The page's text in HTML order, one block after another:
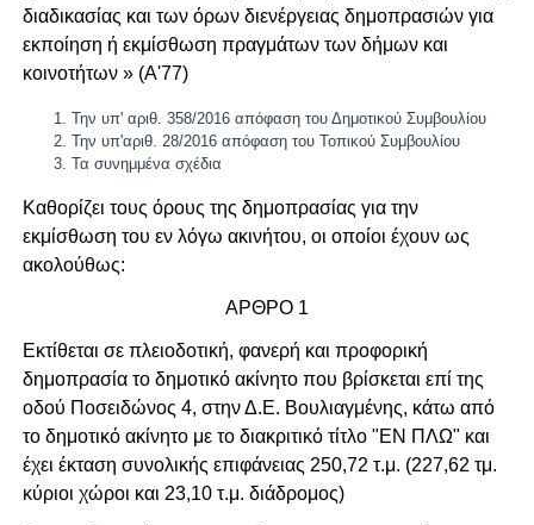
διαδικασίας και των όρων διενέργειας δημοπρασιών για
εκποίηση ή εκμίσθωση πραγμάτων των δήμων και
κοινοτήτων » (Α'77)
Την υπ' αριθ. 358/2016 απόφαση του Δημοτικού Συμβουλίου
Την υπ'αριθ. 28/2016 απόφαση του Τοπικού Συμβουλίου
Τα συνημμένα σχέδια
Καθορίζει τους όρους της δημοπρασίας για την
εκμίσθωση του εν λόγω ακινήτου, οι οποίοι έχουν ως
ακολούθως:
ΑΡΘΡΟ 1
Εκτίθεται σε πλειοδοτική, φανερή και προφορική
δημοπρασία το δημοτικό ακίνητο που βρίσκεται επί της
οδού Ποσειδώνος 4, στην Δ.Ε. Βουλιαγμένης, κάτω από
το δημοτικό ακίνητο με το διακριτικό τίτλο "ΕΝ ΠΛΩ" και
έχει έκταση συνολικής επιφάνειας 250,72 τ.μ. (227,62 τμ.
κύριοι χώροι και 23,10 τ.μ. διάδρομος)